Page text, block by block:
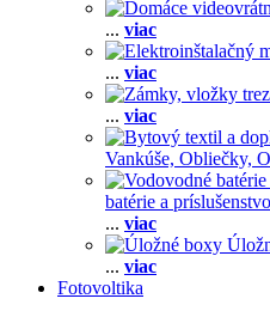
... viac
... viac
... viac
Vankúše, Obliečky,
batérie a príslušenstvo
... viac
... viac
Fotovoltika